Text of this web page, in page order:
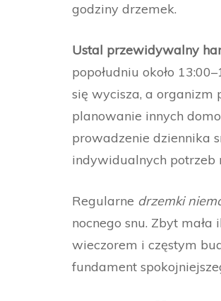
godziny drzemek.
Ustal przewidywalny
popołudniu około
się wycisza, a organizm
planowanie innych
prowadzenie dziennika
indywidualnych potrzeb
Regularne drzemki
nocnego snu. Zbyt
wieczorem i częstym
fundament